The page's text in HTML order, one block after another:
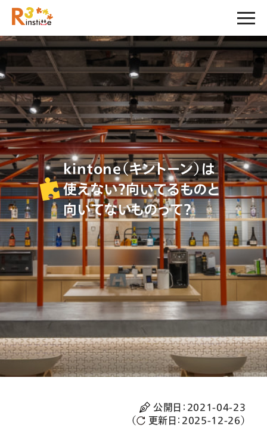
kintone（キントーン）は
使えない？向いてるものと
向いてないものって？
公開日： 2021-04-23
（
更新日： 2025-12-26）